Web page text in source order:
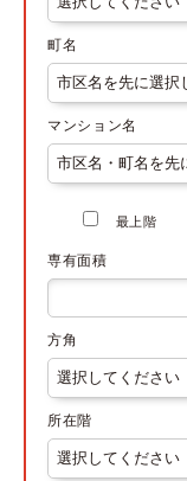
町名
マンション名
最上階
専有面積
方角
所在階